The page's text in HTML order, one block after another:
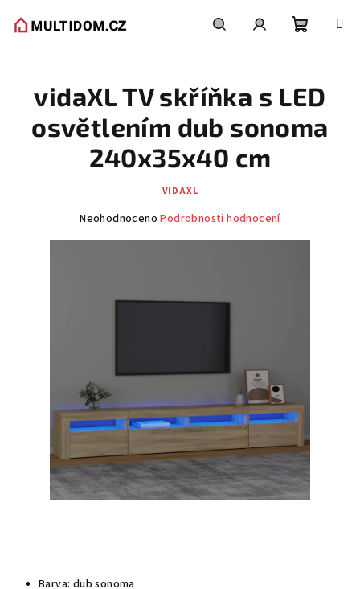
košík
Barva: dub sonoma
vidaXL TV skříňka s LED
osvětlením dub sonoma
240x35x40 cm
VIDAXL
Průměrné
Neohodnoceno Podrobnosti hodnocení